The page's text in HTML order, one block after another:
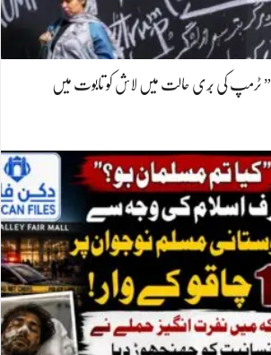
“We Will Kill Trump” ٹرمپ کی بُری حالت میں لاش کو تابوت میں